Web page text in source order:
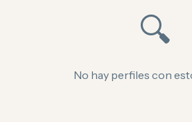
🔍
No hay perfiles con